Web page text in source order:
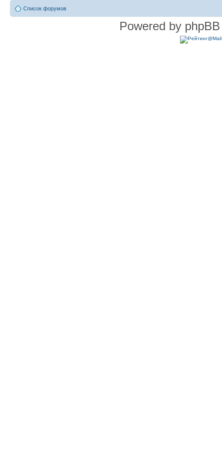
Список форумов
Powered by